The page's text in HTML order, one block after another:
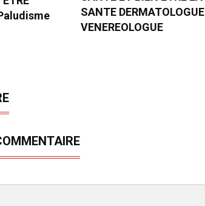
SANTE DERMATOLOGUE
VENEREOLOGUE